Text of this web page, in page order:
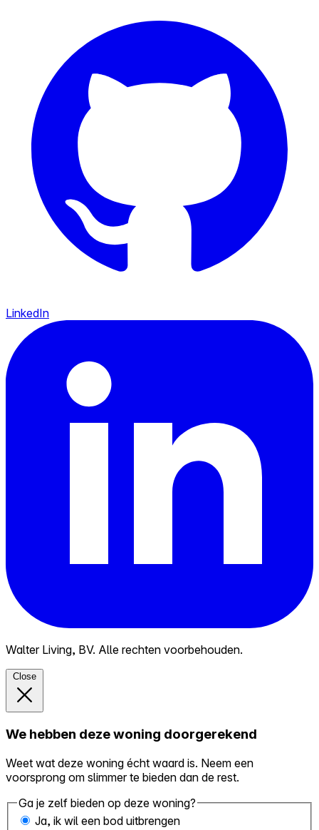
LinkedIn
Walter Living, BV. Alle rechten voorbehouden.
Close
We hebben deze woning doorgerekend
Weet wat deze woning écht waard is. Neem een
voorsprong om slimmer te bieden dan de rest.
Ga je zelf bieden op deze woning?
Ja, ik wil een bod uitbrengen